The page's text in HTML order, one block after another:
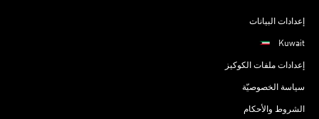
إعدادات البيانات
Kuwait
إعدادات ملفات الكوكيز
سياسة الخصوصيّة
الشروط والأحكام